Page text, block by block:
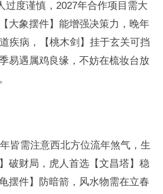
过度谨慎，2027年合作项目需大
大象摆件】能增强决策力，晚年
疾病，【桃木剑】挂于玄关可挡
易遇属鸡良缘，不妨在梳妆台放
皆需注意西北方位流年煞气，生
破财局，虎人首选【文昌塔】稳
摆件】防暗箭，风水物需在立春